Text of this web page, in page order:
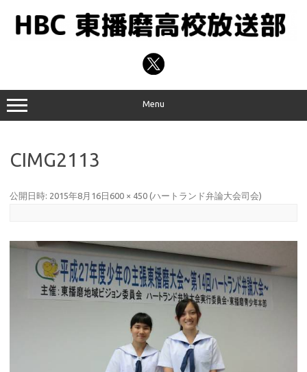
プ
Menu
CIMG2113
公開日時: 2015年8月16日 600 × 450 (ハートランド弁論大会司会)